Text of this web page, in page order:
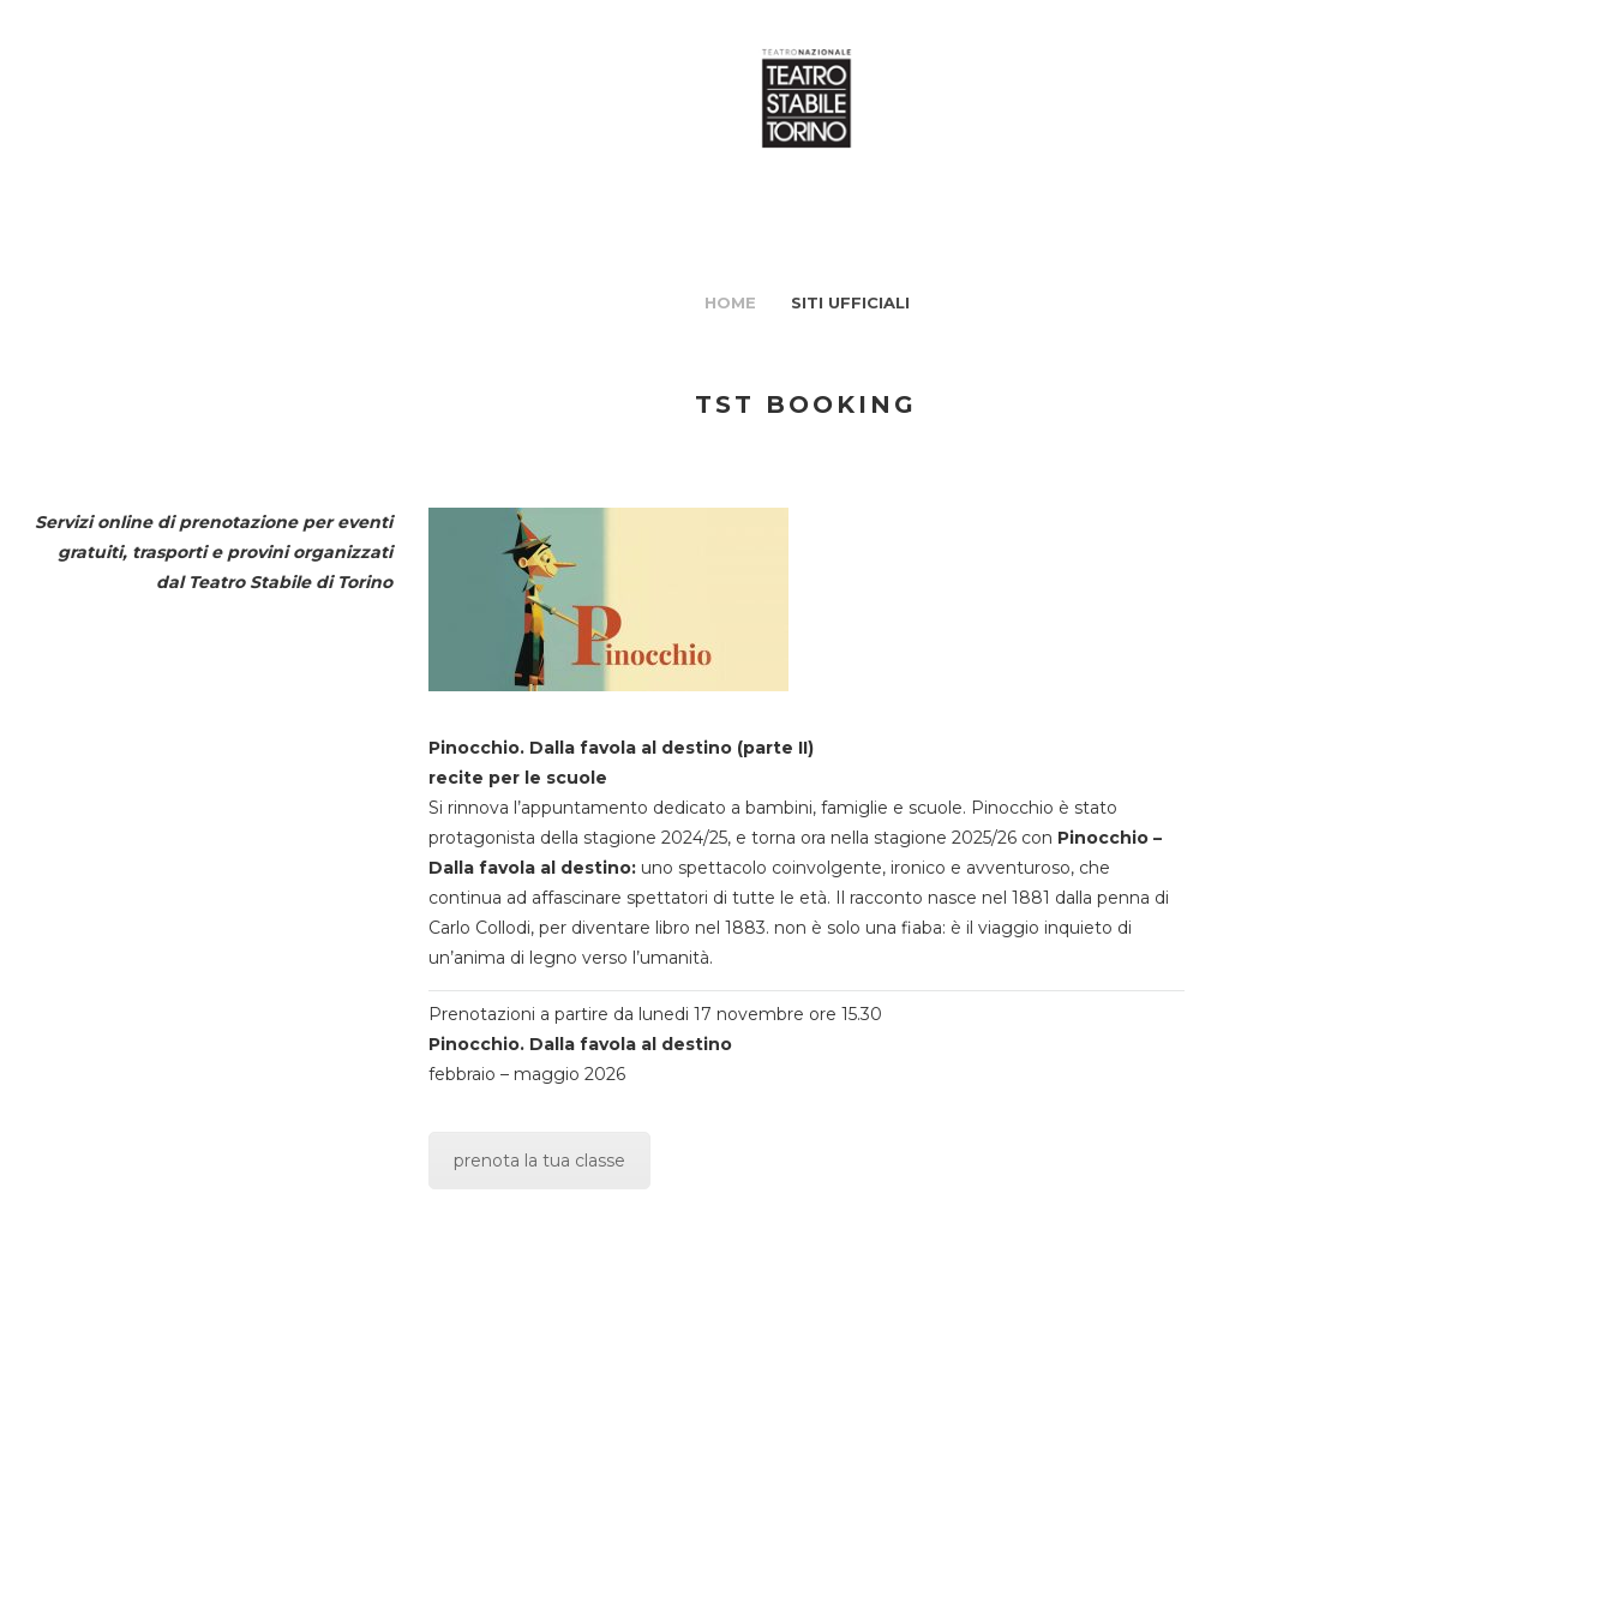
HOME SITI UFFICIALI
TST BOOKING
Servizi online di prenotazione per eventi
gratuiti, trasporti e provini organizzati
dal Teatro Stabile di Torino
Pinocchio. Dalla favola al destino (parte II)
recite per le scuole
Si rinnova l’appuntamento dedicato a bambini, famiglie e scuole. Pinocchio è stato
protagonista della stagione 2024/25, e torna ora nella stagione 2025/26 con Pinocchio –
Dalla favola al destino:uno spettacolo coinvolgente, ironico e avventuroso, che
continua ad affascinare spettatori di tutte le età. Il racconto nasce nel 1881 dalla penna di
Carlo Collodi, per diventare libro nel 1883. non è solo una fiaba: è il viaggio inquieto di
un’anima di legno verso l’umanità.
Prenotazioni a partire da lunedi 17 novembre ore 15.30
Pinocchio. Dalla favola al destino
febbraio – maggio 2026
prenota la tua classe